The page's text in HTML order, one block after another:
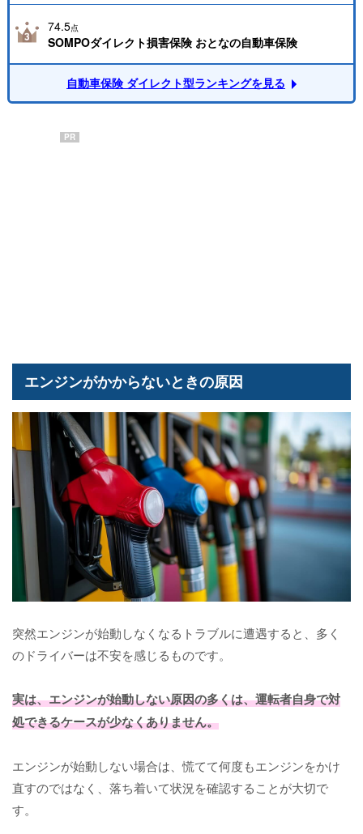
74.5点
SOMPOダイレクト損害保険 おとなの自動車保険
自動車保険 ダイレクト型ランキングを見る
PR
エンジンがかからないときの原因
突然エンジンが始動しなくなるトラブルに遭遇すると、多く
のドライバーは不安を感じるものです。
実は、エンジンが始動しない原因の多くは、運転者自身で対
処できるケースが少なくありません。
エンジンが始動しない場合は、慌てて何度もエンジンをかけ
直すのではなく、落ち着いて状況を確認することが大切で
す。